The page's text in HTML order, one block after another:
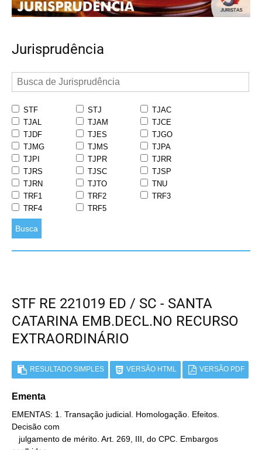
Jurisprudência
STF STJ
TJAC
TJAL
TJAM
TJCE
TJDF
TJES
TJGO
TJMG
TJMS
TJPA
TJPI
TJPR
TJRR
TJRS
TJSC
TJSP
TJRN
TJTO
TNU
TRF1
TRF2
TRF3
TRF4
TRF5
Busca
STF RE 221019 ED / SC - SANTA
CATARINA EMB.DECL.NO RECURSO
EXTRAORDINÁRIO
RESULTADO SIMPLES VERSÃO HTML VERSÃO PDF
Ementa
EMENTAS: 1. Transação judicial. Homologação. Efeitos.
Decisão com